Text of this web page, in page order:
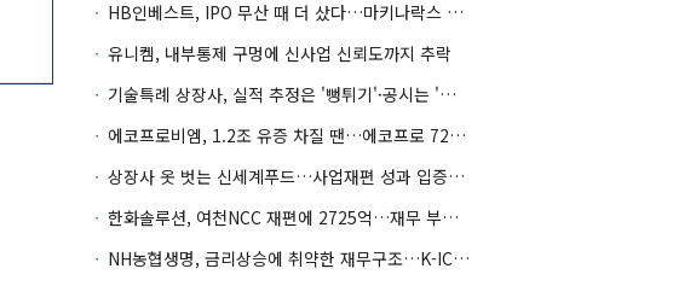
HB인베스트, IPO 무산 때 더 샀다…마키나락스 투자 2.7배 회수
유니켐, 내부통제 구멍에 신사업 신뢰도까지 추락
기술특례 상장사, 실적 추정은 '뻥튀기'·공시는 '누락'
에코프로비엠, 1.2조 유증 차질 땐…에코프로 7270억 '독박'
상장사 옷 벗는 신세계푸드…사업재편 성과 입증할까
한화솔루션, 여천NCC 재편에 2725억…재무 부담 커지나
NH농협생명, 금리상승에 취약한 재무구조…K-ICS 변동성 '주의보'